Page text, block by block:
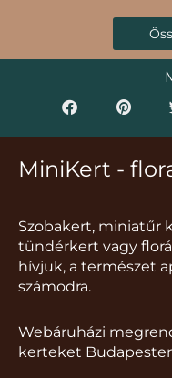
MiniKert -
Szobakert, miniatűr
tündérkert vagy
hívjuk, a természet
számodra.
Webáruházi
kerteket